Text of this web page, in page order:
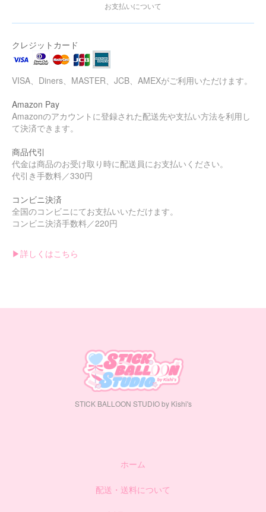
お支払いについて
クレジットカード
VISA、Diners、MASTER、JCB、AMEXがご利用いただけます。
Amazon Pay
Amazonのアカウントに登録された配送先や支払い方法を利用し
て決済できます。
商品代引
代金は商品のお受け取り時に配送員にお支払いください。
代引き手数料／330円
コンビニ決済
全国のコンビニにてお支払いいただけます。
コンビニ決済手数料／220円
▶︎詳しくはこちら
STICK BALLOON STUDIO by Kishi's
ホーム
配送・送料について